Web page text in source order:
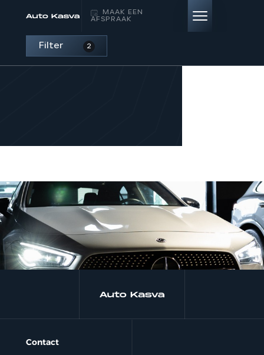
MAAK EEN
AFSPRAAK
HOME
OVER ONS
CONTACT
Filter 2
Contact